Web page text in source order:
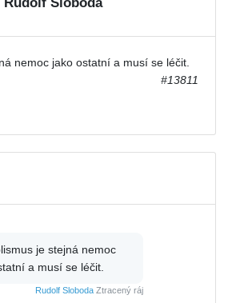
nemoc jako ostatní a musí se léčit.
#13811
je stejná nemoc
a musí se léčit.
Rudolf Sloboda Ztracený ráj